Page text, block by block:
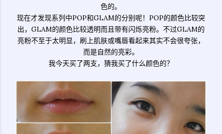
色的。
现在才发现系列中POP和GLAM的分别呢！POP的颜色比较突
出，GLAM的颜色比较透明而且带有闪烁亮粉。不过GLAM的
亮粉不至于太明显，刷上肌肤或嘴唇看起来其实不会很夸张，
而是自然的亮彩。
我今天买了两支，猜我买了什么颜色的？